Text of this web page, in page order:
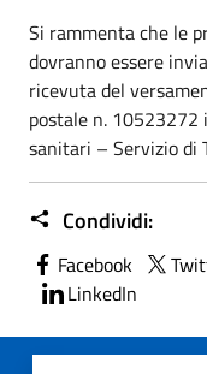
Si rammenta che le
dovranno essere
ricevuta del
postale n.
sanitari – Servizio di
Condividi:
Facebook
LinkedIn